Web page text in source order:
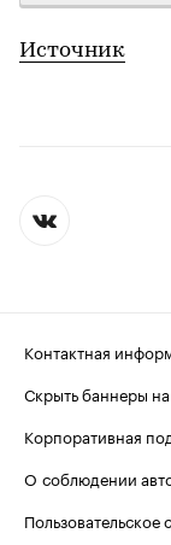
Источник
Контактная
Скрыть баннеры
Корпоративная
О соблюдении
Пользовательское